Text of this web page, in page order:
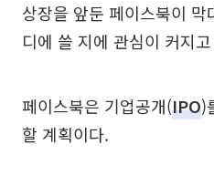
상장을 앞둔 페이스북이
디에 쓸 지에 관심이 커지
페이스북은 기업공개(IPO)
할 계획이다.